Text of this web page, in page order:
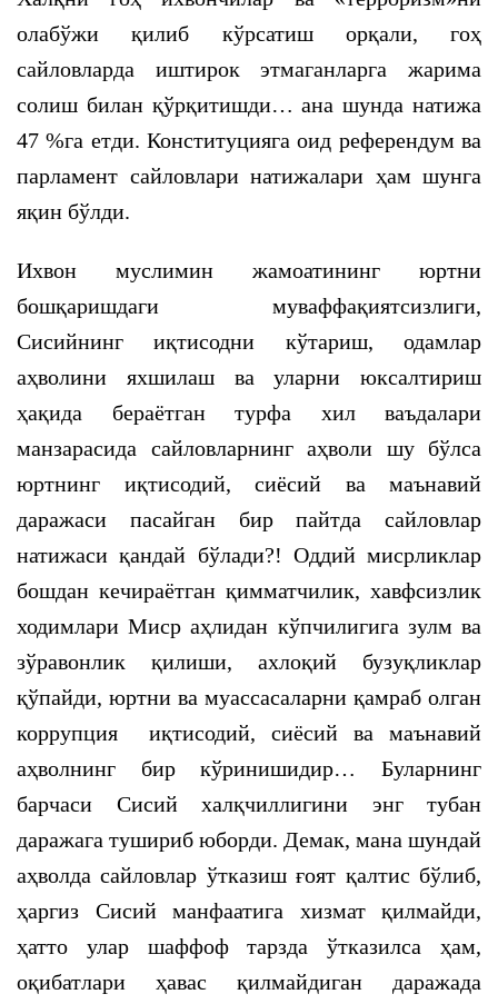
олабўжи қилиб кўрсатиш орқали, гоҳ
сайловларда иштирок этмаганларга жарима
солиш билан қўрқитишди… ана шунда натижа
47 %га етди. Конституцияга оид референдум ва
парламент сайловлари натижалари ҳам шунга
яқин бўлди.
Ихвон муслимин жамоатининг юртни
бошқаришдаги муваффақиятсизлиги,
Сисийнинг иқтисодни кўтариш, одамлар
аҳволини яхшилаш ва уларни юксалтириш
ҳақида бераётган турфа хил ваъдалари
манзарасида сайловларнинг аҳволи шу бўлса
юртнинг иқтисодий, сиёсий ва маънавий
даражаси пасайган бир пайтда сайловлар
натижаси қандай бўлади?! Оддий мисрликлар
бошдан кечираётган қимматчилик, хавфсизлик
ходимлари Миср аҳлидан кўпчилигига зулм ва
зўравонлик қилиши, ахлоқий бузуқликлар
қўпайди, юртни ва муассасаларни қамраб олган
коррупция иқтисодий, сиёсий ва маънавий
аҳволнинг бир кўринишидир… Буларнинг
барчаси Сисий халқчиллигини энг тубан
даражага тушириб юборди. Демак, мана шундай
аҳволда сайловлар ўтказиш ғоят қалтис бўлиб,
ҳаргиз Сисий манфаатига хизмат қилмайди,
ҳатто улар шаффоф тарзда ўтказилса ҳам,
оқибатлари ҳавас қилмайдиган даражада